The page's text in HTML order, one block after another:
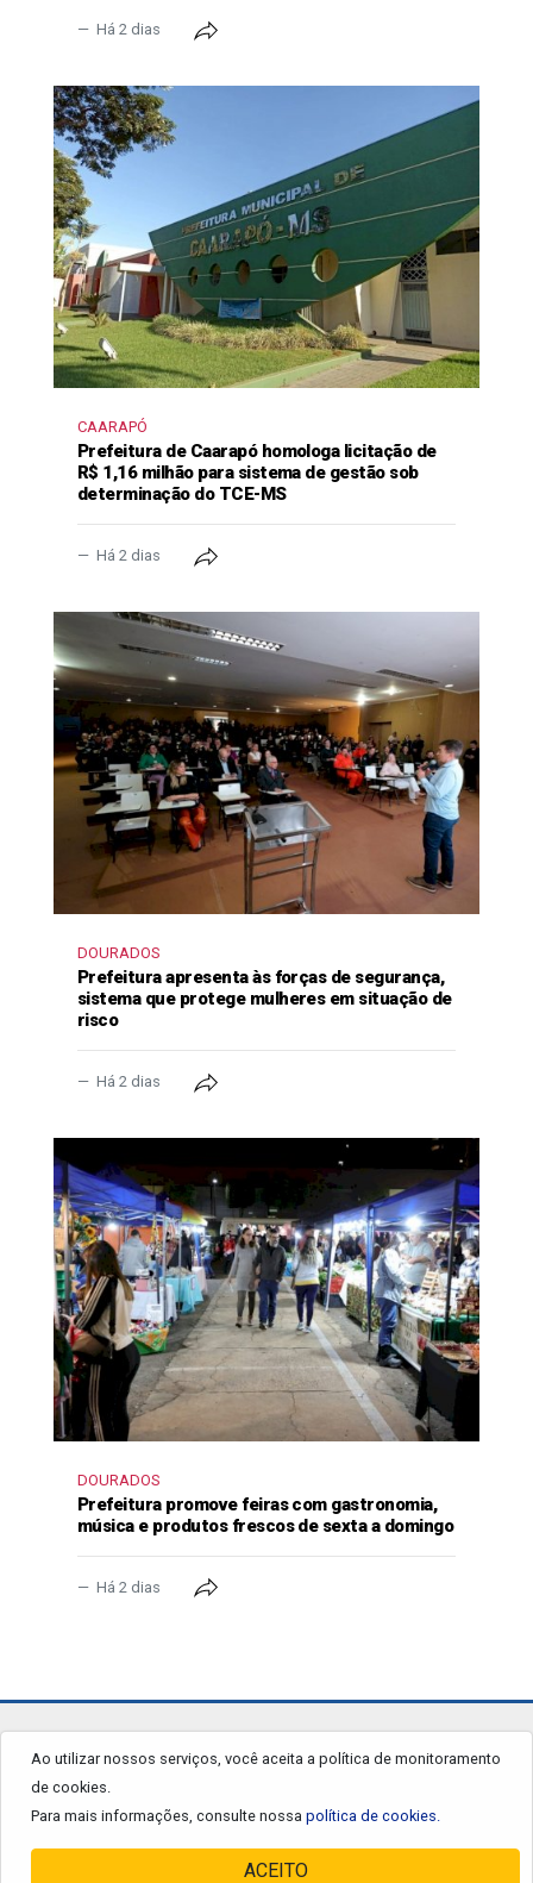
Há 2 dias
CAARAPÓ
Prefeitura de Caarapó homologa licitação de
R$ 1,16 milhão para sistema de gestão sob
determinação do TCE-MS
Há 2 dias
DOURADOS
Prefeitura apresenta às forças de segurança,
sistema que protege mulheres em situação de
risco
Há 2 dias
DOURADOS
Prefeitura promove feiras com gastronomia,
música e produtos frescos de sexta a domingo
Há 2 dias
Ao utilizar nossos serviços, você aceita a política de monitoramento
de cookies.
Para mais informações, consulte nossa política de cookies.
ACEITO
jornalgrandourados.com.br